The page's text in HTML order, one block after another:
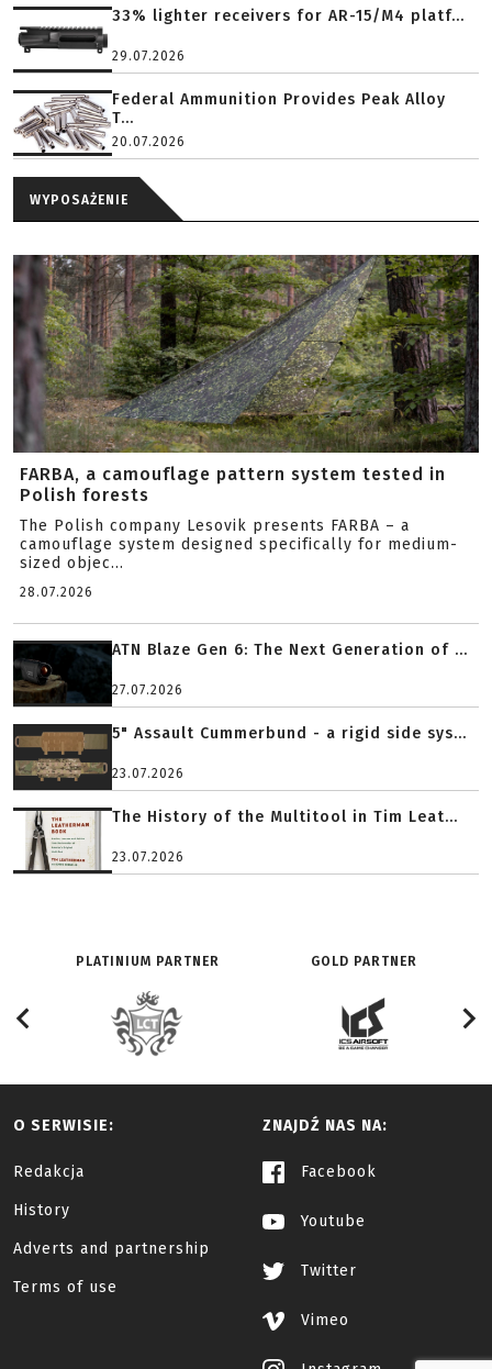
33% lighter receivers for AR-15/M4 platf...
29.07.2026
Federal Ammunition Provides Peak Alloy
T...
20.07.2026
WYPOSAŻENIE
FARBA, a camouflage pattern system tested in
Polish forests
The Polish company Lesovik presents FARBA – a
camouflage system designed specifically for medium-
sized objec...
28.07.2026
ATN Blaze Gen 6: The Next Generation of ...
27.07.2026
5" Assault Cummerbund - a rigid side sys...
23.07.2026
The History of the Multitool in Tim Leat...
23.07.2026
PLATINIUM PARTNER GOLD PARTNER
O SERWISIE:
Redakcja
History
Adverts and partnership
Terms of use
ZNAJDŹ NAS NA:
Facebook
Youtube
Twitter
Vimeo